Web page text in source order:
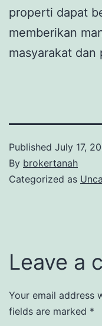
properti dapat
memberikan
masyarakat dan
Published July 17,
By brokertanah
Categorized as
Leave a
Your email address
fields are marked *